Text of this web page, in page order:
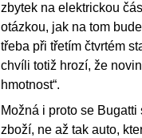
zbytek na elektrickou
otázkou, jak na tom
třeba při třetím čtvrtém
chvíli totiž hrozí, že
hmotnost“.
Možná i proto se
zboží, ne až tak auto,